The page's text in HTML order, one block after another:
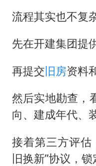
流程其实也不复杂
先在开建集团提
再提交旧房资料
然后实地勘查，
向、建成年代、
接着第三方评估
旧换新”协议，锁